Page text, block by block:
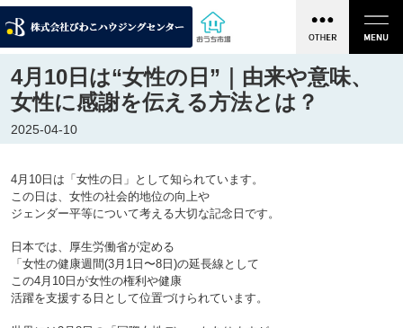
4月10日は“女性の日”｜由来や意味、
女性に感謝を伝える方法とは？
2025-04-10
4月10日は「女性の日」として知られています。
この日は、女性の社会的地位の向上や
ジェンダー平等について考える大切な記念日です。
日本では、厚生労働省が定める
「女性の健康週間(3月1日〜8日)の延長線として
この4月10日が女性の権利や健康
活躍を支援する日として位置づけられています。